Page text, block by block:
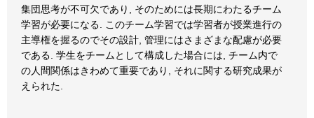
集団思考が不可欠であり, そのためには長期にわたるチーム
学習が必要になる. このチーム学習では学習者が授業進行の
主導権を握るのでその設計, 管理にはさまざまな配慮が必要
である. 学生をチームとして構成した場合には, チーム内で
の人間関係はきわめて重要であり, それに関する研究成果が
えられた.